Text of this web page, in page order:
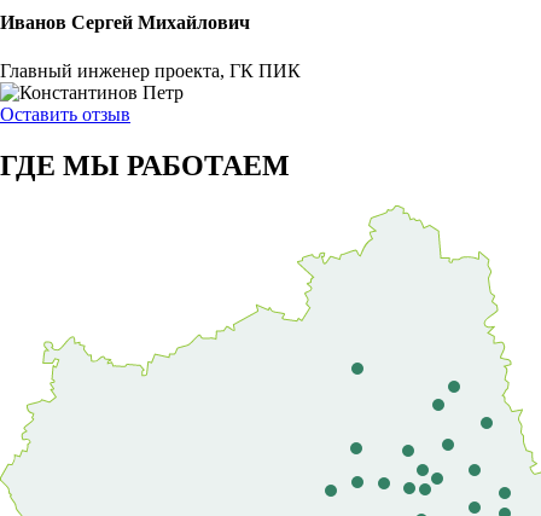
Иванов Сергей Михайлович
Главный инженер проекта, ГК ПИК
Оставить отзыв
ГДЕ МЫ РАБОТАЕМ